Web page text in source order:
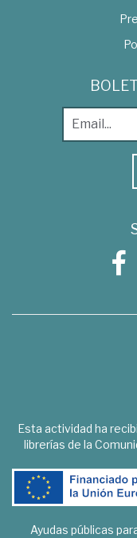
Esta actividad ha
librerías de la
Ayudas públicas